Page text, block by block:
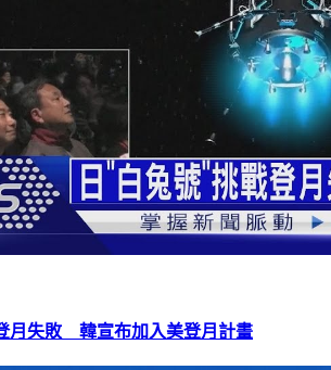
月失敗 韓宣布加入美登月計畫